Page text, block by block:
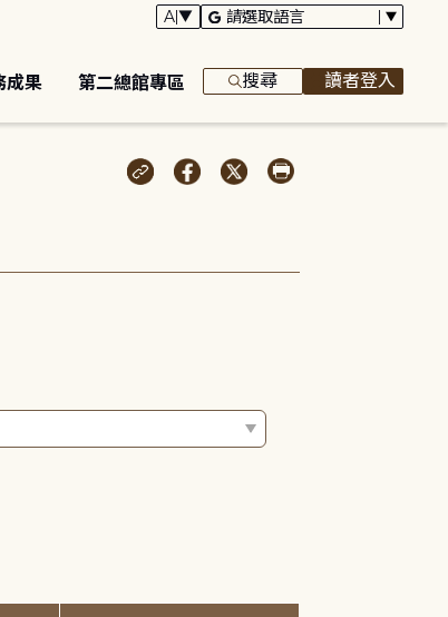
成果 第二總館專區 搜尋 讀者登入